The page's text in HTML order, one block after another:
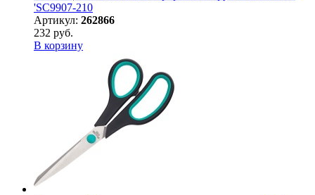
'SC9907-210
Артикул: 262866
232 руб.
В корзину